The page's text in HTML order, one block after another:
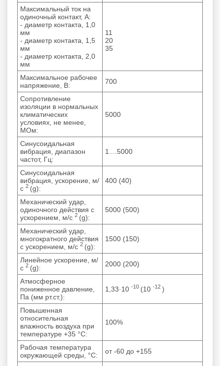
Максимальный ток на
одиночный контакт, А:
- диаметр контакта, 1,0
мм
- диаметр контакта, 1,5
мм
- диаметр контакта, 2,0
мм
11
20
35
Максимальное рабочее
напряжение, В:
700
Сопротивление
изоляции в нормальных
климатических
условиях, не менее,
МОм:
5000
Синусоидальная
вибрация, диапазон
частот, Гц:
1....5000
Синусоидальная
вибрация, ускорение, м/
с 2 (g):
400 (40)
Механический удар,
одиночного действия с
ускорением, м/с 2 (g):
5000 (500)
Механический удар,
многократного действия
с ускорением, м/с 2 (g):
1500 (150)
Линейное ускорение, м/
с 2 (g): 2000 (200)
Атмосферное
пониженное давление,
Па (мм рт.ст.):
1,33·10 -10 (10 -12 )
Повышенная
относительная
влажность воздуха при
температуре +35 °С:
100%
Рабочая температура
окружающей среды, °C:
от -60 до +155